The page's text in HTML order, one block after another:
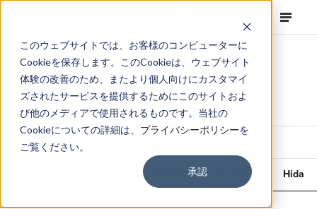
このウェブサイトでは、お客様のコンピューターに
Cookieを保存します。このCookieは、ウェブサイト
体験の改善のため、またより個人向けにカスタマイ
ズされたサービスを提供するためにこのサイトおよ
び他のメディアで使用されるものです。当社の
Cookieについての詳細は、 プライバシーポリシーを
ご覧ください。
承認
Access
Hida